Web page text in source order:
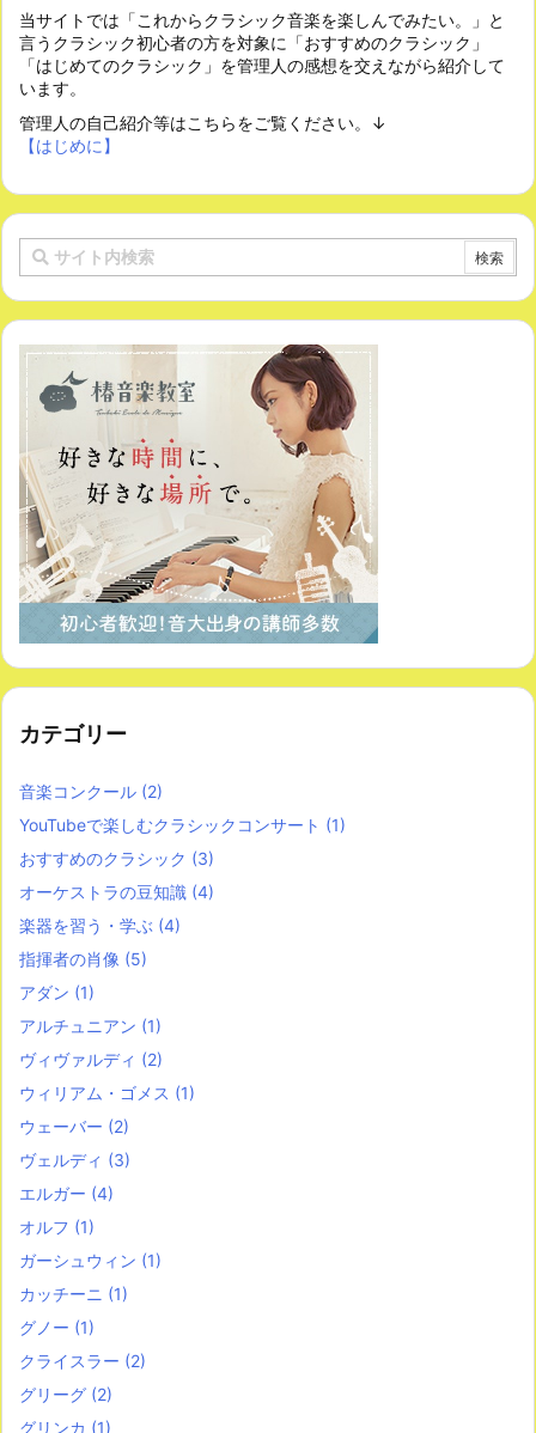
当サイトでは「これからクラシック音楽を楽しんでみたい。」と
言うクラシック初心者の方を対象に「おすすめのクラシック」
「はじめてのクラシック」を管理人の感想を交えながら紹介して
います。
管理人の自己紹介等はこちらをご覧ください。↓
【はじめに】
カテゴリー
音楽コンクール (2)
YouTubeで楽しむクラシックコンサート (1)
おすすめのクラシック (3)
オーケストラの豆知識 (4)
楽器を習う・学ぶ (4)
指揮者の肖像 (5)
アダン (1)
アルチュニアン (1)
ヴィヴァルディ (2)
ウィリアム・ゴメス (1)
ウェーバー (2)
ヴェルディ (3)
エルガー (4)
オルフ (1)
ガーシュウィン (1)
カッチーニ (1)
グノー (1)
クライスラー (2)
グリーグ (2)
グリンカ (1)